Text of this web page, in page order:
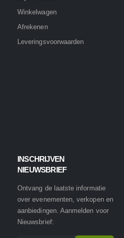
Winkelwagen
Afrekenen
Leveringsvoorwaarden
INSCHRIJVEN
NIEUWSBRIEF
Ontvang de laatste informatie
over evenementen, verkopen en
aanbiedingen. Aanmelden voor
Nieuwsbrief: